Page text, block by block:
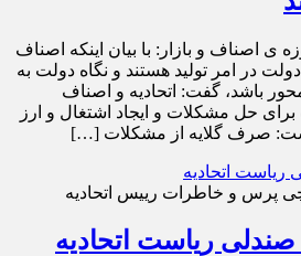
اصناف و بازار: با بیان اینکه اصناف
دولت در امر تولید هستند و نگاه دولت به
باشد، گفت: اتحادیه و اصناف
برای حل مشکلات و ایجاد اشتغال و ارز
صرف گلایه از مشکلات […]
پرس و خاطرات رییس اتحادیه
ریاست اتحادیه